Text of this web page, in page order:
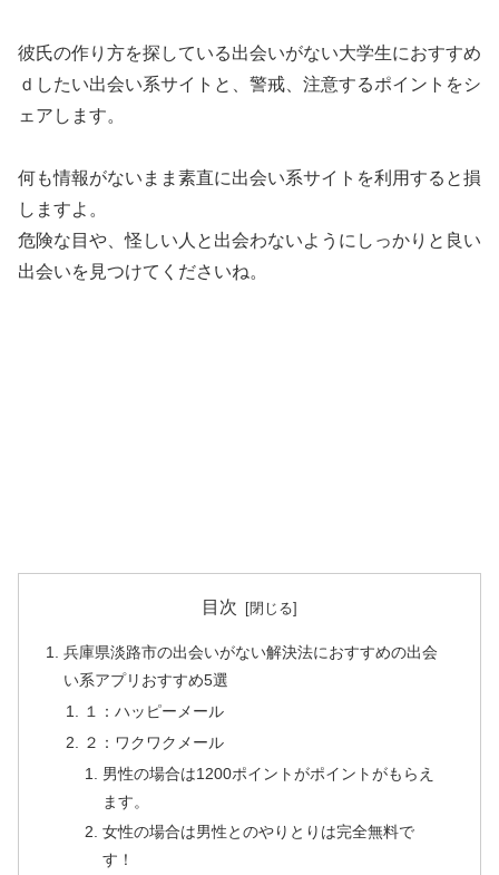
彼氏の作り方を探している出会いがない大学生におすすめ
ｄしたい出会い系サイトと、警戒、注意するポイントをシ
ェアします。
何も情報がないまま素直に出会い系サイトを利用すると損
しますよ。
危険な目や、怪しい人と出会わないようにしっかりと良い
出会いを見つけてくださいね。
目次
兵庫県淡路市の出会いがない解決法におすすめの出会
い系アプリおすすめ5選
１：ハッピーメール
２：ワクワクメール
男性の場合は1200ポイントがポイントがもらえ
ます。
女性の場合は男性とのやりとりは完全無料で
す！